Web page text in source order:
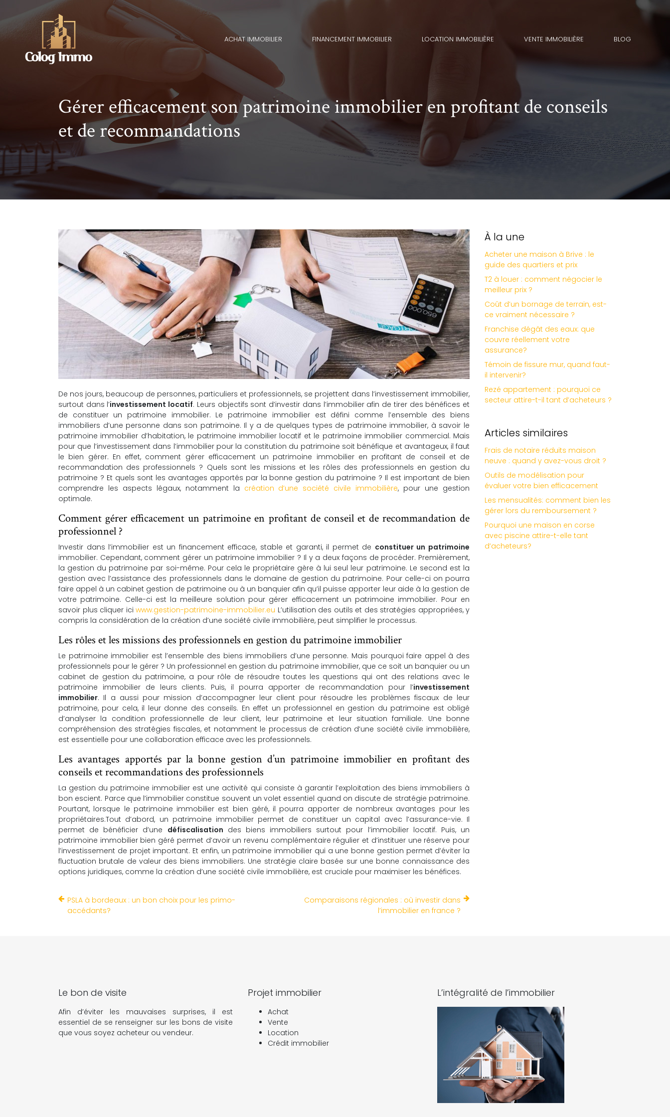
ACHAT IMMOBILIER FINANCEMENT IMMOBILIER LOCATION IMMOBILIÈRE VENTE IMMOBILIÈRE BLOG
Gérer efficacement son patrimoine immobilier en profitant de conseils
et de recommandations
De nos jours, beaucoup de personnes, particuliers et professionnels, se projettent dans l’investissement immobilier,
surtout dans l’investissement locatif. Leurs objectifs sont d’investir dans l’immobilier afin de tirer des bénéfices et
de constituer un patrimoine immobilier. Le patrimoine immobilier est défini comme l’ensemble des biens
immobiliers d’une personne dans son patrimoine. Il y a de quelques types de patrimoine immobilier, à savoir le
patrimoine immobilier d’habitation, le patrimoine immobilier locatif et le patrimoine immobilier commercial. Mais
pour que l’investissement dans l’immobilier pour la constitution du patrimoine soit bénéfique et avantageux, il faut
le bien gérer. En effet, comment gérer efficacement un patrimoine immobilier en profitant de conseil et de
recommandation des professionnels ? Quels sont les missions et les rôles des professionnels en gestion du
patrimoine ? Et quels sont les avantages apportés par la bonne gestion du patrimoine ? Il est important de bien
comprendre les aspects légaux, notamment la création d’une société civile immobilière, pour une gestion
optimale.
Comment gérer efficacement un patrimoine en profitant de conseil et de recommandation de
professionnel ?
Investir dans l’immobilier est un financement efficace, stable et garanti, il permet de constituer un patrimoine
immobilier. Cependant, comment gérer un patrimoine immobilier ? Il y a deux façons de procéder. Premièrement,
la gestion du patrimoine par soi-même. Pour cela le propriétaire gère à lui seul leur patrimoine. Le second est la
gestion avec l’assistance des professionnels dans le domaine de gestion du patrimoine. Pour celle-ci on pourra
faire appel à un cabinet gestion de patrimoine ou à un banquier afin qu’il puisse apporter leur aide à la gestion de
votre patrimoine. Celle-ci est la meilleure solution pour gérer efficacement un patrimoine immobilier. Pour en
savoir plus cliquer ici www.gestion-patrimoine-immobilier.eu L’utilisation des outils et des stratégies appropriées, y
compris la considération de la création d’une société civile immobilière, peut simplifier le processus.
Les rôles et les missions des professionnels en gestion du patrimoine immobilier
Le patrimoine immobilier est l’ensemble des biens immobiliers d’une personne. Mais pourquoi faire appel à des
professionnels pour le gérer ? Un professionnel en gestion du patrimoine immobilier, que ce soit un banquier ou un
cabinet de gestion du patrimoine, a pour rôle de résoudre toutes les questions qui ont des relations avec le
patrimoine immobilier de leurs clients. Puis, il pourra apporter de recommandation pour l’investissement
immobilier. Il a aussi pour mission d’accompagner leur client pour résoudre les problèmes fiscaux de leur
patrimoine, pour cela, il leur donne des conseils. En effet un professionnel en gestion du patrimoine est obligé
d’analyser la condition professionnelle de leur client, leur patrimoine et leur situation familiale. Une bonne
compréhension des stratégies fiscales, et notamment le processus de création d’une société civile immobilière,
est essentielle pour une collaboration efficace avec les professionnels.
Les avantages apportés par la bonne gestion d’un patrimoine immobilier en profitant des
conseils et recommandations des professionnels
La gestion du patrimoine immobilier est une activité qui consiste à garantir l’exploitation des biens immobiliers à
bon escient. Parce que l’immobilier constitue souvent un volet essentiel quand on discute de stratégie patrimoine.
Pourtant, lorsque le patrimoine immobilier est bien géré, il pourra apporter de nombreux avantages pour les
propriétaires.Tout d’abord, un patrimoine immobilier permet de constituer un capital avec l’assurance-vie. Il
permet de bénéficier d’une défiscalisation des biens immobiliers surtout pour l’immobilier locatif. Puis, un
patrimoine immobilier bien géré permet d’avoir un revenu complémentaire régulier et d’instituer une réserve pour
l’investissement de projet important. Et enfin, un patrimoine immobilier qui a une bonne gestion permet d’éviter la
fluctuation brutale de valeur des biens immobiliers. Une stratégie claire basée sur une bonne connaissance des
options juridiques, comme la création d’une société civile immobilière, est cruciale pour maximiser les bénéfices.
PSLA à bordeaux : un bon choix pour les primo-
accédants?
Comparaisons régionales : où investir dans
l’immobilier en france ?
À la une
Acheter une maison à Brive : le
guide des quartiers et prix
T2 à louer : comment négocier le
meilleur prix ?
Coût d’un bornage de terrain, est-
ce vraiment nécessaire ?
Franchise dégât des eaux: que
couvre réellement votre
assurance?
Témoin de fissure mur, quand faut-
il intervenir?
Rezé appartement : pourquoi ce
secteur attire-t-il tant d’acheteurs ?
Articles similaires
Frais de notaire réduits maison
neuve : quand y avez-vous droit ?
Outils de modélisation pour
évaluer votre bien efficacement
Les mensualités: comment bien les
gérer lors du remboursement ?
Pourquoi une maison en corse
avec piscine attire-t-elle tant
d’acheteurs?
Le bon de visite
Afin d’éviter les mauvaises surprises, il est
essentiel de se renseigner sur les bons de visite
que vous soyez acheteur ou vendeur.
Projet immobilier
Achat
Vente
Location
Crédit immobilier
L’intégralité de l’immobilier